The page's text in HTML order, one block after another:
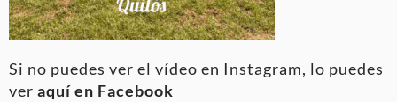
Si no puedes ver el vídeo en Instagram, lo puedes
ver aquí en Facebook